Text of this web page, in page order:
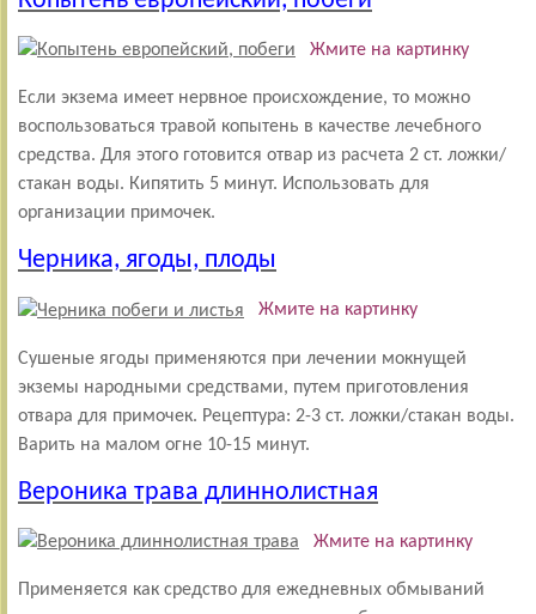
Жмите на картинку
Если экзема имеет нервное происхождение, то можно
воспользоваться травой копытень в качестве лечебного
средства. Для этого готовится отвар из расчета 2 ст. ложки/
стакан воды. Кипятить 5 минут. Использовать для
организации примочек.
Черника, ягоды, плоды
Жмите на картинку
Сушеные ягоды применяются при лечении мокнущей
экземы народными средствами, путем приготовления
отвара для примочек. Рецептура: 2-3 ст. ложки/стакан воды.
Варить на малом огне 10-15 минут.
Вероника трава длиннолистная
Жмите на картинку
Применяется как средство для ежедневных обмываний